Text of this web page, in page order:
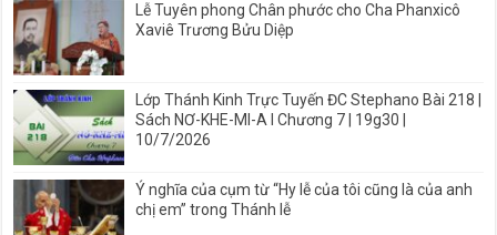
Lễ Tuyên phong Chân phước cho Cha Phanxicô
Xaviê Trương Bửu Diệp
Lớp Thánh Kinh Trực Tuyến ĐC Stephano Bài 218 |
Sách NƠ-KHE-MI-A I Chương 7 | 19g30 |
10/7/2026
Ý nghĩa của cụm từ “Hy lễ của tôi cũng là của anh
chị em” trong Thánh lễ